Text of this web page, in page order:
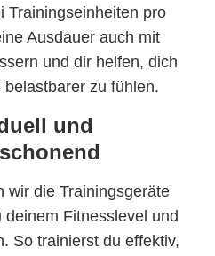
Trainingseinheiten pro
Ausdauer auch mit
und dir helfen, dich
zu fühlen.
und
wir die Trainingsgeräte
Fitnesslevel und
So trainierst du effektiv,